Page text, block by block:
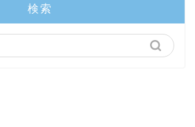
検索